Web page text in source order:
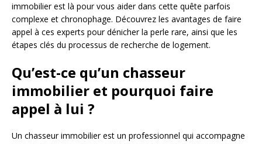
immobilier est là pour vous aider dans cette quête parfois
complexe et chronophage. Découvrez les avantages de faire
appel à ces experts pour dénicher la perle rare, ainsi que les
étapes clés du processus de recherche de logement.
Qu’est-ce qu’un chasseur
immobilier et pourquoi faire
appel à lui ?
Un chasseur immobilier est un professionnel qui accompagne